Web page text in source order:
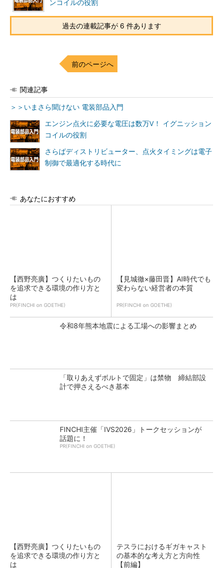
ンコイルの役割
過去の連載記事が 6 件あります
前のページへ
関連記事
＞＞いまさら聞けない 電装部品入門
エンジン点火に必要な電圧は数万V！ イグニッション
コイルの役割
さらばディストリビューター、点火タイミングは電子
制御で最適化する時代に
あなたにおすすめ
【西野亮廣】つくりたいもの
を追求できる環境の作り方と
は
PR(FINCHI on GOETHE)
【見城徹×藤田晋】AI時代でも
変わらない経営者の本質
PR(FINCHI on GOETHE)
令和8年熊本地震による工場への影響まとめ
「取りあえずボルトで固定」は禁物 締結部設
計で押さえるべき基本
FINCHI主催「IVS2026」トークセッションが
話題に！
PR(FINCHI on GOETHE)
【西野亮廣】つくりたいもの
を追求できる環境の作り方と
は
テスラにおけるギガキャスト
の基本的な考え方と方向性
【前編】